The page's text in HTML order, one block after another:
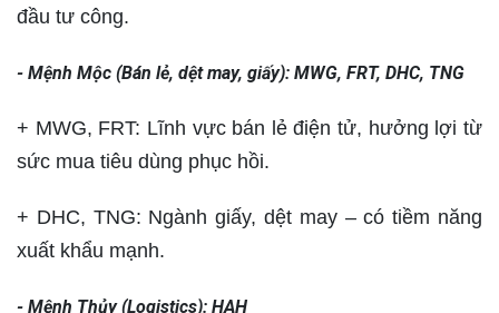
đầu tư công.
- Mệnh Mộc (Bán lẻ, dệt may, giấy): MWG, FRT, DHC, TNG
+ MWG, FRT: Lĩnh vực bán lẻ điện tử, hưởng lợi từ
sức mua tiêu dùng phục hồi.
+ DHC, TNG: Ngành giấy, dệt may – có tiềm năng
xuất khẩu mạnh.
- Mệnh Thủy (Logistics): HAH